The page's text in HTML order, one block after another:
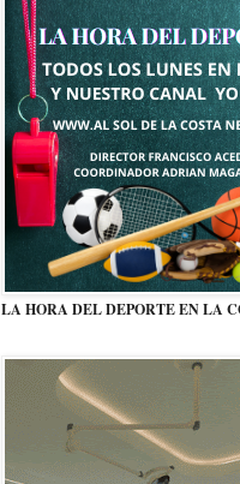
LA HORA DEL DEPORTE EN LA